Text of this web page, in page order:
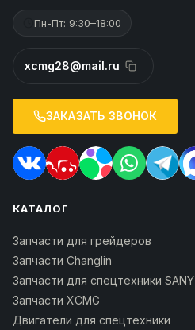
Пн-Пт: 9:30–18:00
xcmg28@mail.ru
ЗАКАЗАТЬ ЗВОНОК
КАТАЛОГ
Запчасти для грейдеров
Запчасти Changlin
Запчасти для спецтехники SANY
Запчасти XCMG
Двигатели для спецтехники